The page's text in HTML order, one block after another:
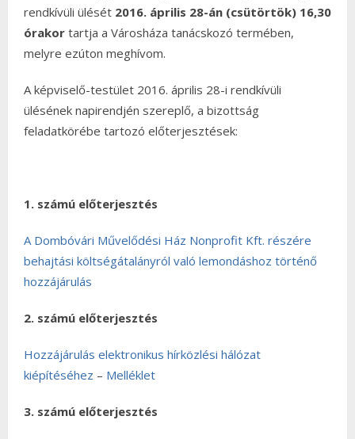
rendkívüli ülését 2016. április 28-án (csütörtök) 16,30
órakor tartja a Városháza tanácskozó termében,
melyre ezúton meghívom.
A képviselő-testület 2016. április 28-i rendkívüli
ülésének napirendjén szereplő, a bizottság
feladatkörébe tartozó előterjesztések:
1. számú előterjesztés
A Dombóvári Művelődési Ház Nonprofit Kft. részére
behajtási költségátalányról való lemondáshoz történő
hozzájárulás
2. számú előterjesztés
Hozzájárulás elektronikus hírközlési hálózat
kiépítéséhez – Melléklet
3. számú előterjesztés